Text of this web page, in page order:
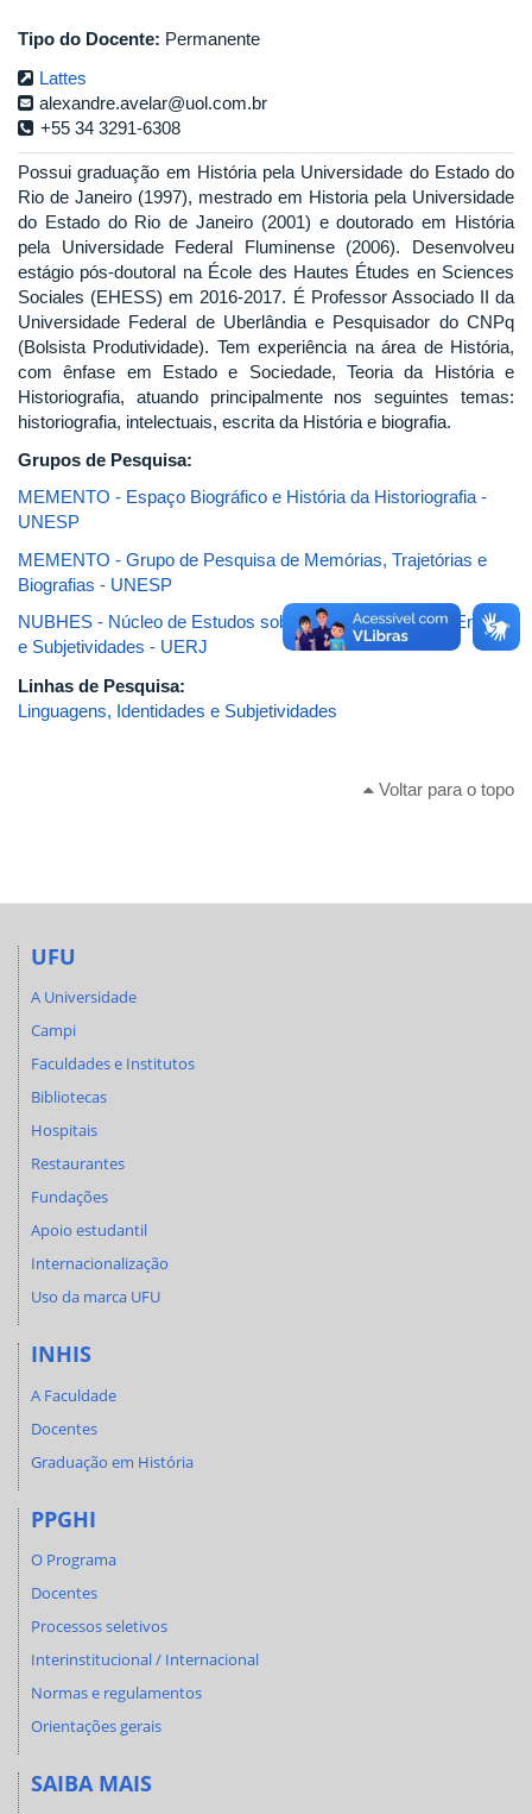
Tipo do Docente: Permanente
Lattes
alexandre.avelar@uol.com.br
+55 34 3291-6308
Possui graduação em História pela Universidade do Estado do
Rio de Janeiro (1997), mestrado em Historia pela Universidade
do Estado do Rio de Janeiro (2001) e doutorado em História
pela Universidade Federal Fluminense (2006). Desenvolveu
estágio pós-doutoral na École des Hautes Études en Sciences
Sociales (EHESS) em 2016-2017. É Professor Associado II da
Universidade Federal de Uberlândia e Pesquisador do CNPq
(Bolsista Produtividade). Tem experiência na área de História,
com ênfase em Estado e Sociedade, Teoria da História e
Historiografia, atuando principalmente nos seguintes temas:
historiografia, intelectuais, escrita da História e biografia.
Grupos de Pesquisa:
MEMENTO - Espaço Biográfico e História da Historiografia -
UNESP
MEMENTO - Grupo de Pesquisa de Memórias, Trajetórias e
Biografias - UNESP
NUBHES - Núcleo de Estudos sobre Biografia, História, Ensino
e Subjetividades - UERJ
Linhas de Pesquisa:
Linguagens, Identidades e Subjetividades
Voltar para o topo
UFU
A Universidade
Campi
Faculdades e Institutos
Bibliotecas
Hospitais
Restaurantes
Fundações
Apoio estudantil
Internacionalização
Uso da marca UFU
INHIS
A Faculdade
Docentes
Graduação em História
PPGHI
O Programa
Docentes
Processos seletivos
Interinstitucional / Internacional
Normas e regulamentos
Orientações gerais
SAIBA MAIS